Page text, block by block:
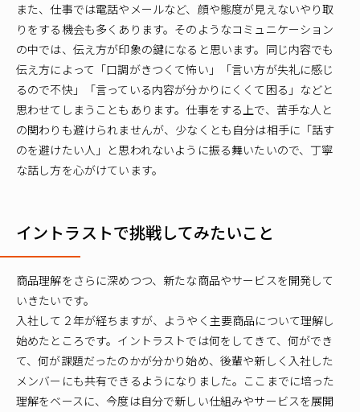
また、仕事では電話やメールなど、顔や態度が見えないやり取
りをする機会も多くあります。そのようなコミュニケーション
の中では、伝え方が印象の鍵になると思います。同じ内容でも
伝え方によって「口調がきつくて怖い」「言い方が失礼に感じ
るので不快」「言っている内容が分かりにくくて困る」などと
思わせてしまうこともあります。仕事をする上で、苦手な人と
の関わりも避けられませんが、少なくとも自分は相手に「話す
のを避けたい人」と思われないように振る舞いたいので、丁寧
な話し方を心がけています。
イントラストで挑戦してみたいこと
商品理解をさらに深めつつ、新たな商品やサービスを開発して
いきたいです。
入社して２年が経ちますが、ようやく主要商品について理解し
始めたところです。イントラストでは何をしてきて、何ができ
て、何が課題だったのかが分かり始め、後輩や新しく入社した
メンバーにも共有できるようになりました。ここまでに培った
理解をベースに、今度は自分で新しい仕組みやサービスを展開